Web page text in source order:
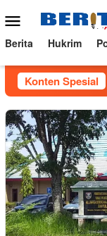
ke
konten
Menu
Mobile
Berita Hukrim
Konten Spesial